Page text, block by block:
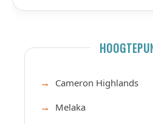
Cameron Highlands
Melaka